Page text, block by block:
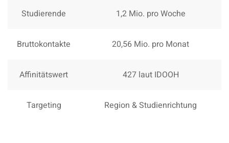
Studierende 1,2 Mio. pro Woche
Bruttokontakte 20,56 Mio. pro Monat
Affinitätswert 427 laut IDOOH
Targeting Region & Studienrichtung